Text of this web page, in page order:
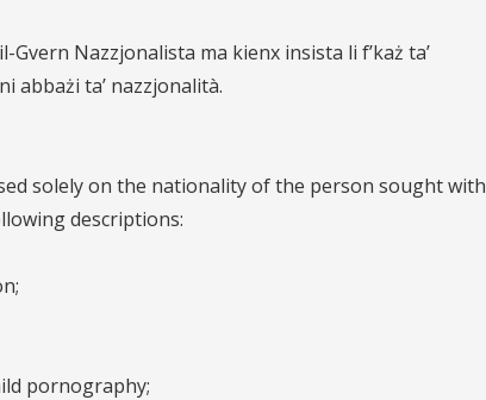
Nazzjonalista ma kienx insista li f’każ ta’
abbażi ta’ nazzjonalità.
solely on the nationality of the person sought with
descriptions:
pornography;